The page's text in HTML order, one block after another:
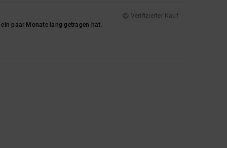
Verifizierter Kauf
paar Monate lang getragen hat.